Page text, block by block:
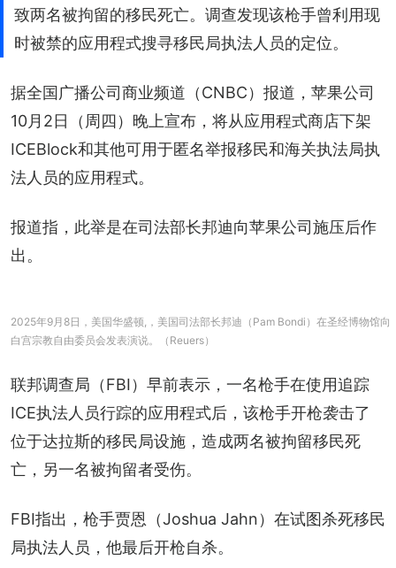
致两名被拘留的移民死亡。调查发现该枪手曾利用现
时被禁的应用程式搜寻移民局执法人员的定位。
据全国广播公司商业频道（CNBC）报道，苹果公司
10月2日（周四）晚上宣布，将从应用程式商店下架
ICEBlock和其他可用于匿名举报移民和海关执法局执
法人员的应用程式。
报道指，此举是在司法部长邦迪向苹果公司施压后作
出。
2025年9月8日，美国华盛顿,，美国司法部长邦迪（Pam Bondi）在圣经博物馆向
白宫宗教自由委员会发表演说。（Reuers）
联邦调查局（FBI）早前表示，一名枪手在使用追踪
ICE执法人员行踪的应用程式后，该枪手开枪袭击了
位于达拉斯的移民局设施，造成两名被拘留移民死
亡，另一名被拘留者受伤。
FBI指出，枪手贾恩（Joshua Jahn）在试图杀死移民
局执法人员，他最后开枪自杀。